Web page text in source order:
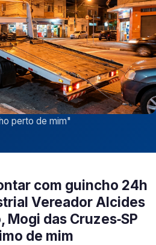
perto de mim"
com guincho 24h
Vereador Alcides
Mogi das Cruzes‑SP
de mim